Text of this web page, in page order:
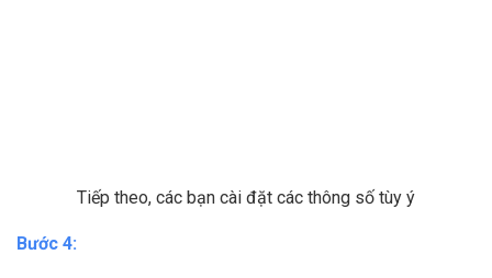
Tiếp theo, các bạn cài đặt các thông số tùy ý
Bước 4: